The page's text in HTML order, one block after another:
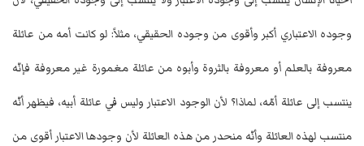
وجوده الاعتباري أكبر وأقوى من وجوده الحقيقي، مثلاً: لو كانت أمه من عائلة
معروفة بالعلم أو معروفة بالثروة وأبوه من عائلة مغمورة غير معروفة فإنّه
ينتسب إلى عائلة أمّه، لماذا؟ لأن الوجود الاعتبار وليس في عائلة أبيه، فيظهر أنّه
منتسب لهذه العائلة وأنّه منحدر من هذه العائلة لأن وجودها الاعتبار أقوى من